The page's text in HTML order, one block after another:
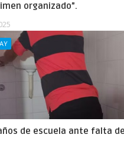
organizado”.
de escuela ante falta